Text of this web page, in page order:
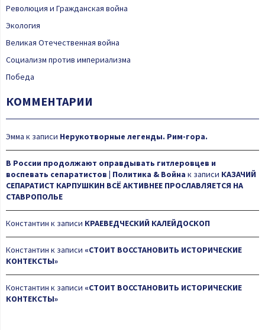
Революция и Гражданская война
Экология
Великая Отечественная война
Социализм против империализма
Победа
КОММЕНТАРИИ
Эмма к записи Нерукотворные легенды. Рим-гора.
В России продолжают оправдывать гитлеровцев и
воспевать сепаратистов | Политика & Война к записи КАЗАЧИЙ
СЕПАРАТИСТ КАРПУШКИН ВСЁ АКТИВНЕЕ ПРОСЛАВЛЯЕТСЯ НА
СТАВРОПОЛЬЕ
Константин к записи КРАЕВЕДЧЕСКИЙ КАЛЕЙДОСКОП
Константин к записи «СТОИТ ВОССТАНОВИТЬ ИСТОРИЧЕСКИЕ
КОНТЕКСТЫ»
Константин к записи «СТОИТ ВОССТАНОВИТЬ ИСТОРИЧЕСКИЕ
КОНТЕКСТЫ»